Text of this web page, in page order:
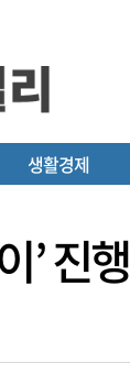
생활경제
’ 진행